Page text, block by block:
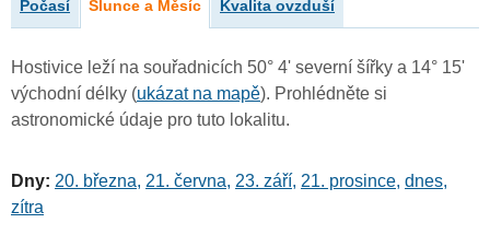
Počasí Slunce a Měsíc Kvalita ovzduší
Hostivice leží na souřadnicích 50° 4' severní šířky a 14° 15'
východní délky (ukázat na mapě). Prohlédněte si
astronomické údaje pro tuto lokalitu.
Dny: 20. března, 21. června, 23. září, 21. prosince, dnes,
zítra